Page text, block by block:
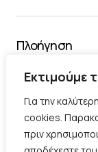
Εκτιμούμε
Για την
cookies.
πριν
Πλοήγηση
Χρήσιμα
Διάφορα
Ακολουθήστε